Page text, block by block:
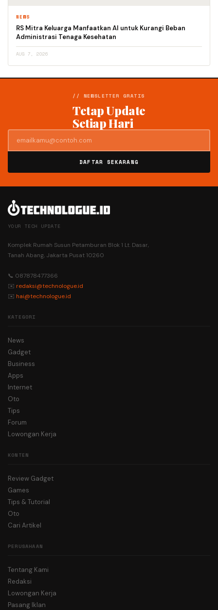
NEWS
RS Mitra Keluarga Manfaatkan AI untuk Kurangi Beban
Administrasi Tenaga Kesehatan
AUG 7, 2026
// NEWSLETTER GRATIS
Tetap Update
Setiap Hari
DAFTAR SEKARANG
YOUR TECH UPDATE
Komplek Rumah Susun Petamburan Blok 1 Lt. Dasar,
Tanah Abang, Jakarta Pusat 10260
📞 087878477366
✉️ redaksi@technologue.id
✉️ hai@technologue.id
KATEGORI
News
Gadget
Business
Apps
Internet
Oto
Tips
Forum
Lowongan Kerja
KONTEN
Review Gadget
Games
Tips & Tutorial
Oto
Cari Artikel
PERUSAHAAN
Tentang Kami
Redaksi
Lowongan Kerja
Pasang Iklan